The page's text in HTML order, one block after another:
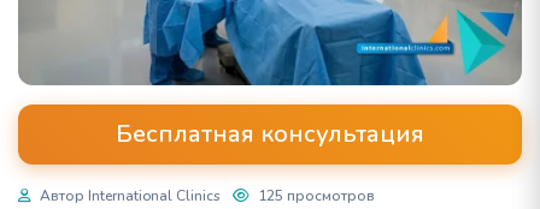
Бесплатная консультация
Автор International Clinics
125 просмотров